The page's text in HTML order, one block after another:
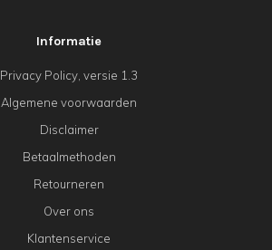
Informatie
Privacy Policy, versie 1.3
Algemene voorwaarden
Disclaimer
Betaalmethoden
Retourneren
Over ons
Klantenservice